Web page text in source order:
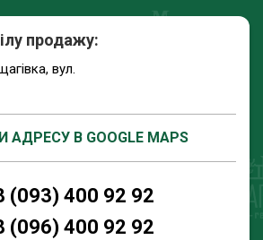
продажу:
вул.
АДРЕСУ В GOOGLE MAPS
(093) 400 92 92
(096) 400 92 92